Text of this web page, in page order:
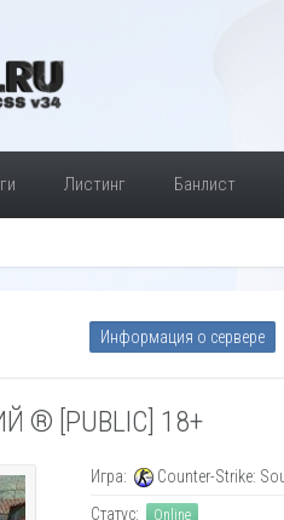
Листинг Банлист
Информация о сервере
® [PUBLIC] 18+
Игра:
Counter-Strike:
Статус:
Online